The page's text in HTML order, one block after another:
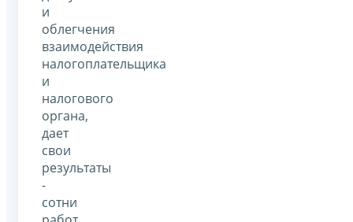
и
облегчения
взаимодействия
налогоплательщика
и
налогового
органа,
дает
свои
результаты
-
сотни